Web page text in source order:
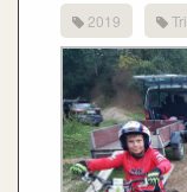
2019